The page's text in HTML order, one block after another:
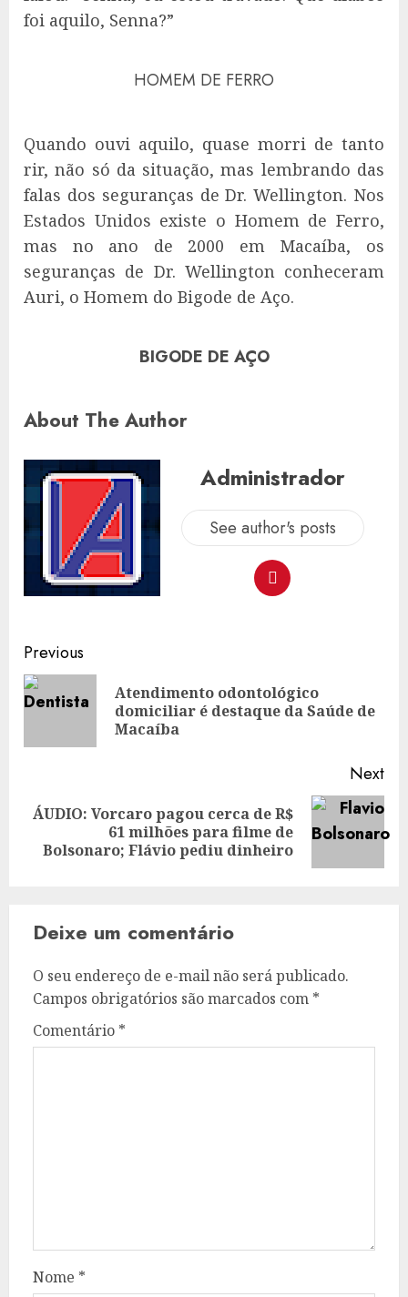
foi aquilo, Senna?”
HOMEM DE FERRO
Quando ouvi aquilo, quase morri de tanto
rir, não só da situação, mas lembrando das
falas dos seguranças de Dr. Wellington. Nos
Estados Unidos existe o Homem de Ferro,
mas no ano de 2000 em Macaíba, os
seguranças de Dr. Wellington conheceram
Auri, o Homem do Bigode de Aço.
BIGODE DE AÇO
About The Author
Administrador
See author's posts
Post
navigation
Previous
Atendimento odontológico
domiciliar é destaque da Saúde de
Macaíba
Next
Next
post:
ÁUDIO: Vorcaro pagou cerca de R$
61 milhões para filme de
Bolsonaro; Flávio pediu dinheiro
Deixe um comentário
O seu endereço de e-mail não será publicado.
Campos obrigatórios são marcados com *
Comentário *
Nome *